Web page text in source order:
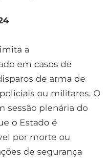
a
em casos de
de arma de
ou militares. O
sessão plenária do
o Estado é
por morte ou
de segurança